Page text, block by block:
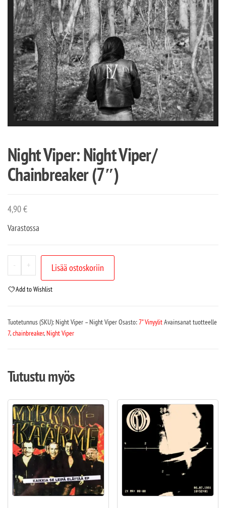
Night Viper: Night Viper/
Chainbreaker (7″)
4,90€
Varastossa
- + Lisää ostoskoriin
Add to Wishlist
Tuotetunnus (SKU): Night Viper – Night ViperOsasto:7" VinyylitAvainsanat tuotteelle
7,chainbreaker,Night Viper
Tutustu myös